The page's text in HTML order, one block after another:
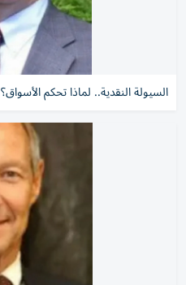
السيولة النقدية.. لماذا تحكم الأسواق؟